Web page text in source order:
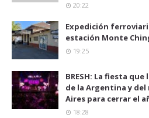
20:22
Expedición
estación Monte
19:25
BRESH: La fiesta
de la Argentina y del
Aires para cerrar el
18:28